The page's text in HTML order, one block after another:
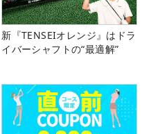
新『TENSEIオレンジ』はドラ
イバーシャフトの“最適解”